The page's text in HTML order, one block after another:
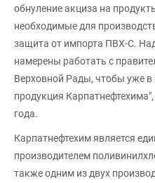
обнуление акциза на
необходимые для
защита от импорта ПВХ-С.
намерены работать с
Верховной Рады, чтобы уже в
продукция
года.
Карпатнефтехим является
производителем
также одним из двух